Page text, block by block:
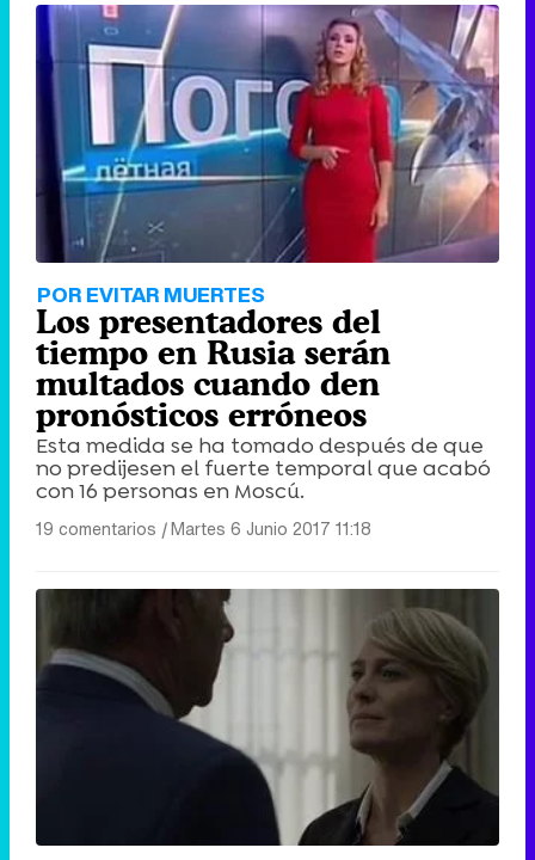
POR EVITAR MUERTES
Los presentadores del
tiempo en Rusia serán
multados cuando den
pronósticos erróneos
Esta medida se ha tomado después de que
no predijesen el fuerte temporal que acabó
con 16 personas en Moscú.
19 comentarios |Martes 6 Junio 2017 11:18